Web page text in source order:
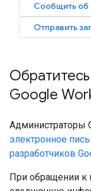
Сообщить об
Отправить
Google
Администраторы
электронное
разработчиков
При обращении к